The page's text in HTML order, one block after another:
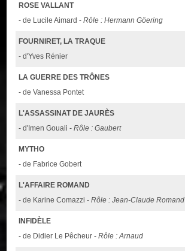
ROSE VALLANT
- de Lucile Aimard -Rôle : Hermann Göering
FOURNIRET, LA TRAQUE
- d'Yves Rénier
LA GUERRE DES TRÔNES
- de Vanessa Pontet
L'ASSASSINAT DE JAURÈS
- d'Imen Gouali -Rôle : Gaubert
MYTHO
- de Fabrice Gobert
L'AFFAIRE ROMAND
- de Karine Comazzi -Rôle : Jean-Claude Romand
INFIDÈLE
- de Didier Le Pêcheur -Rôle : Arnaud